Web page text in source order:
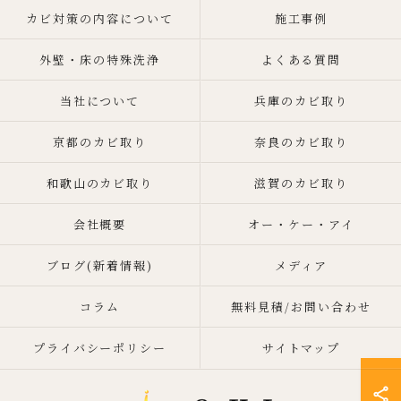
カビ対策の内容について 施工事例
外壁・床の特殊洗浄 よくある質問
当社について 兵庫のカビ取り
京都のカビ取り 奈良のカビ取り
和歌山のカビ取り 滋賀のカビ取り
会社概要 オー・ケー・アイ
ブログ(新着情報) メディア
コラム 無料見積/お問い合わせ
プライバシーポリシー サイトマップ